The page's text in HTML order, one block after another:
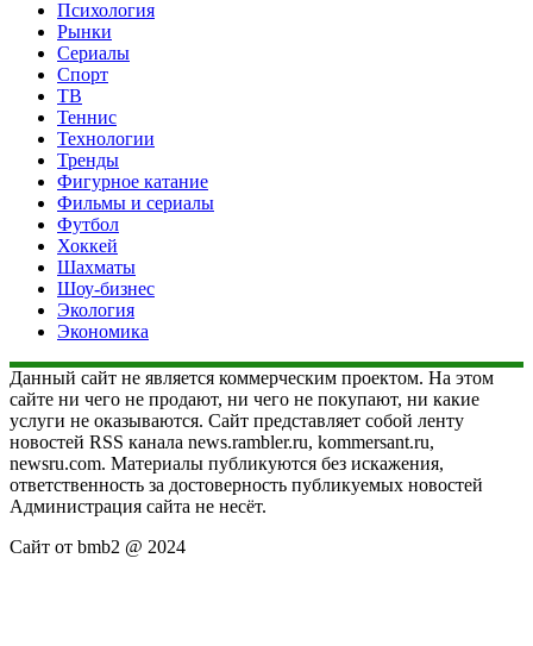
Психология
Рынки
Сериалы
Спорт
ТВ
Теннис
Технологии
Тренды
Фигурное катание
Фильмы и сериалы
Футбол
Хоккей
Шахматы
Шоу-бизнес
Экология
Экономика
Данный сайт не является коммерческим проектом. На этом
сайте ни чего не продают, ни чего не покупают, ни какие
услуги не оказываются. Сайт представляет собой ленту
новостей RSS канала news.rambler.ru, kommersant.ru,
newsru.com. Материалы публикуются без искажения,
ответственность за достоверность публикуемых новостей
Администрация сайта не несёт.
Сайт от bmb2 @ 2024